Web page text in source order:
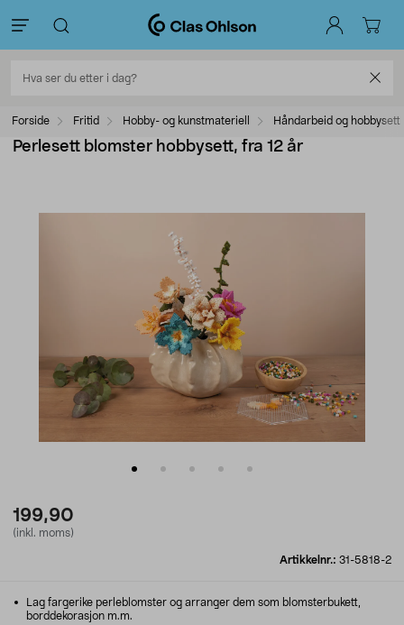
Forside Fritid Hobby- og kunstmateriell Håndarbeid og hobbysett
Perlesett blomster hobbysett, fra 12 år
199,90
(inkl. moms)
Artikkelnr.: 31-5818-2
Lag fargerike perleblomster og arranger dem som blomsterbukett,
borddekorasjon m.m.